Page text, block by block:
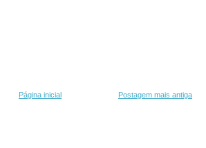
Postagem mais antiga
Página inicial